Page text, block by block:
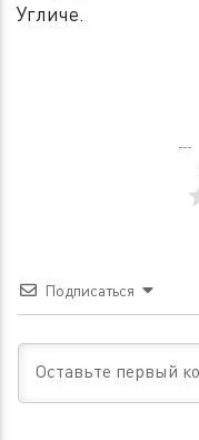
Угличе.
Подписаться